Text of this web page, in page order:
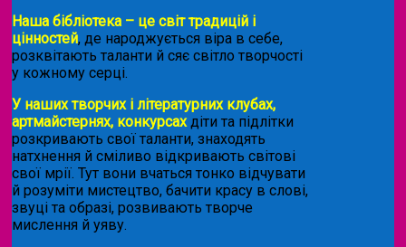
Наша бібліотека – це світ традицій і
цінностей, де народжується віра в себе,
розквітають таланти й сяє світло творчості
у кожному серці.
У наших творчих і літературних клубах,
артмайстернях, конкурсахдіти та підлітки
розкривають свої таланти, знаходять
натхнення й сміливо відкривають світові
свої мрії. Тут вони вчаться тонко відчувати
й розуміти мистецтво, бачити красу в слові,
звуці та образі, розвивають творче
мислення й уяву.